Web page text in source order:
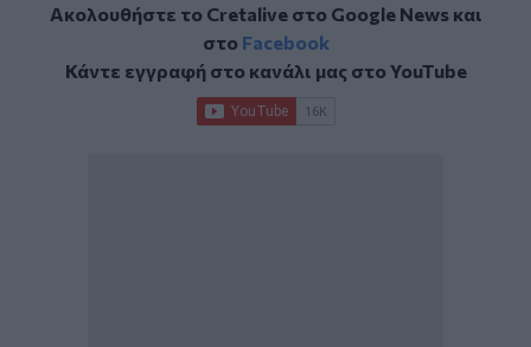
Ακολουθήστε το Cretalive στο Google Newsκαι
στο Facebook
Κάντε εγγραφή στο κανάλι μας στοYouTube